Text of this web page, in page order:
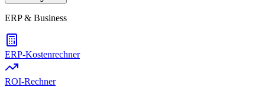
ERP & Business
ERP-Kostenrechner
ROI-Rechner